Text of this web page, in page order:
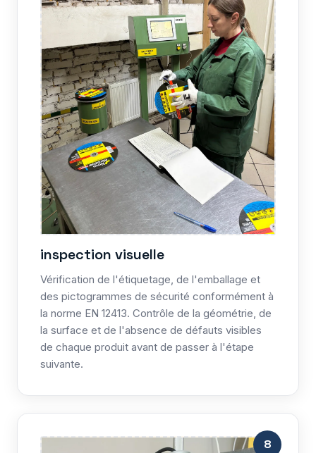
inspection visuelle
Vérification de l'étiquetage, de l'emballage et
des pictogrammes de sécurité conformément à
la norme EN 12413. Contrôle de la géométrie, de
la surface et de l'absence de défauts visibles
de chaque produit avant de passer à l'étape
suivante.
8